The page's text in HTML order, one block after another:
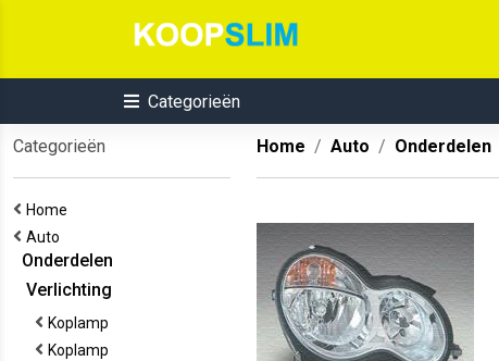
Categorieën
Categorieën
Home
Auto
Onderdelen
Verlichting
Koplamp
Koplamp
Home Auto Onderdelen